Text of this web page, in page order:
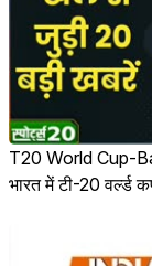
T20 World Cup-
भारत में टी-20 वर्ल्ड